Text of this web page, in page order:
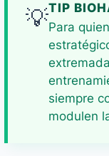
💡TIP
Para
siempre
modulen